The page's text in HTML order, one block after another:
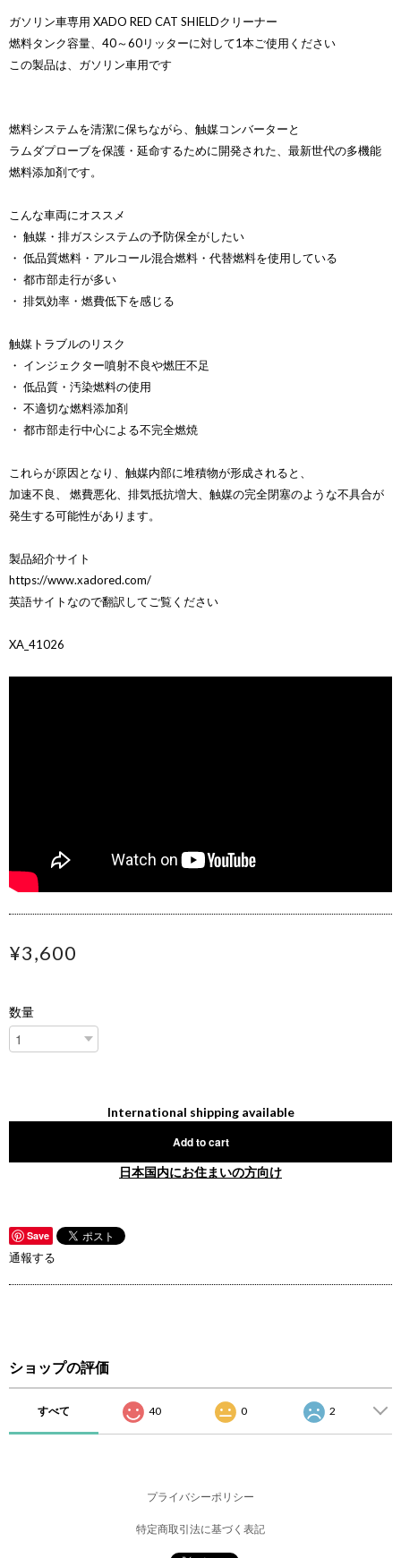
ガソリン車専用 XADO RED CAT SHIELDクリーナー
燃料タンク容量、40～60リッターに対して1本ご使用ください
この製品は、ガソリン車用です
燃料システムを清潔に保ちながら、触媒コンバーターと
ラムダプローブを保護・延命するために開発された、最新世代の多機能
燃料添加剤です。
こんな車両にオススメ
・ 触媒・排ガスシステムの予防保全がしたい
・ 低品質燃料・アルコール混合燃料・代替燃料を使用している
・ 都市部走行が多い
・ 排気効率・燃費低下を感じる
触媒トラブルのリスク
・ インジェクター噴射不良や燃圧不足
・ 低品質・汚染燃料の使用
・ 不適切な燃料添加剤
・ 都市部走行中心による不完全燃焼
これらが原因となり、触媒内部に堆積物が形成されると、
加速不良、 燃費悪化、排気抵抗増大、触媒の完全閉塞のような不具合が
発生する可能性があります。
製品紹介サイト
https://www.xadored.com/
英語サイトなので翻訳してご覧ください
XA_41026
¥3,600
数量
International shipping available
Add to cart
日本国内にお住まいの方向け
Save
通報する
ショップの評価
すべて 40 0 2
プライバシーポリシー
特定商取引法に基づく表記